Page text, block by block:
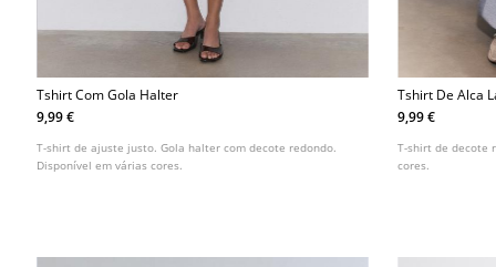
Tshirt Com Gola Halter
9,99 €
T-shirt de ajuste justo. Gola halter com decote redondo.
Disponível em várias cores.
Tshirt De Alca
9,99 €
T-shirt de decote
cores.